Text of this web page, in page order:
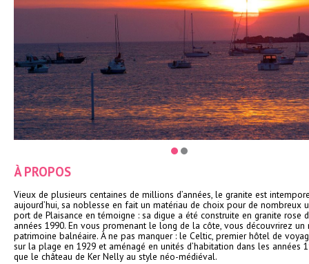
À PROPOS
Vieux de plusieurs centaines de millions d’années, le granite est
aujourd’hui, sa noblesse en fait un matériau de choix pour de nombreux
port de Plaisance en témoigne : sa digue a été construite en granite rose
années 1990. En vous promenant le long de la côte, vous découvrirez un
patrimoine balnéaire. À ne pas manquer : le Celtic, premier hôtel de
sur la plage en 1929 et aménagé en unités d’habitation dans les années
que le château de Ker Nelly au style néo-médiéval.